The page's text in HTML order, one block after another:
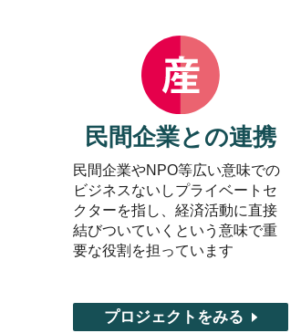
民間企業との連携
民間企業やNPO等広い意味での
ビジネスないしプライベートセ
クターを指し、経済活動に直接
結びついていくという意味で重
要な役割を担っています
プロジェクトをみる